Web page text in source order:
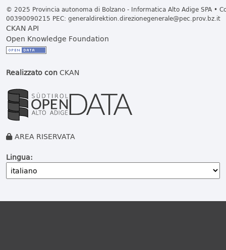
© 2025 Provincia autonoma di Bolzano - Informatica Alto Adige SPA •
00390090215 PEC: generaldirektion.direzionegenerale@pec.prov.bz.it
CKAN API
Open Knowledge Foundation
Realizzato conCKAN
AREA RISERVATA
Lingua